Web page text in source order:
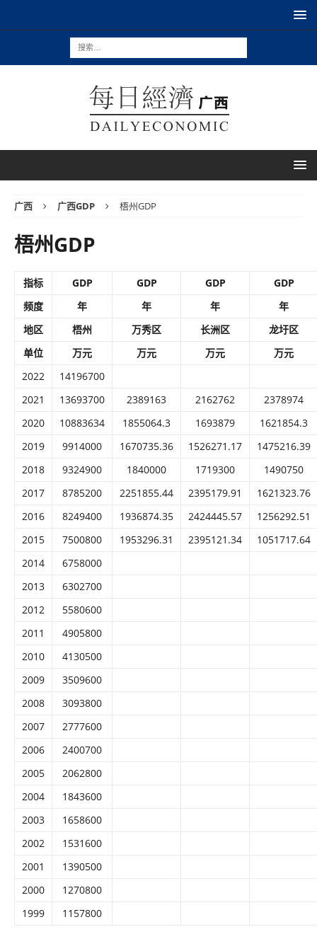
广西 广西GDP 梧州GDP
梧州GDP
指标 GDP GDP GDP
GDP
频度
年 年 年
年
地区
梧州 万秀区 长洲区
龙圩区
单位
万元 万元 万元
万元
2022
14196700
2021
13693700 2389163 2162762
2378974
2020
10883634 1855064.3 1693879
1621854.3
2019
9914000 1670735.36 1526271.17
1475216.39
2018
9324900 1840000 1719300
1490750
2017
8785200 2251855.44 2395179.91
1621323.76
2016
8249400 1936874.35 2424445.57
1256292.51
2015
7500800 1953296.31 2395121.34
1051717.64
2014
6758000
2013
6302700
2012
5580600
2011
4905800
2010
4130500
2009
3509600
2008
3093800
2007
2777600
2006
2400700
2005
2062800
2004
1843600
2003
1658600
2002
1531600
2001
1390500
2000
1270800
1999
1157800